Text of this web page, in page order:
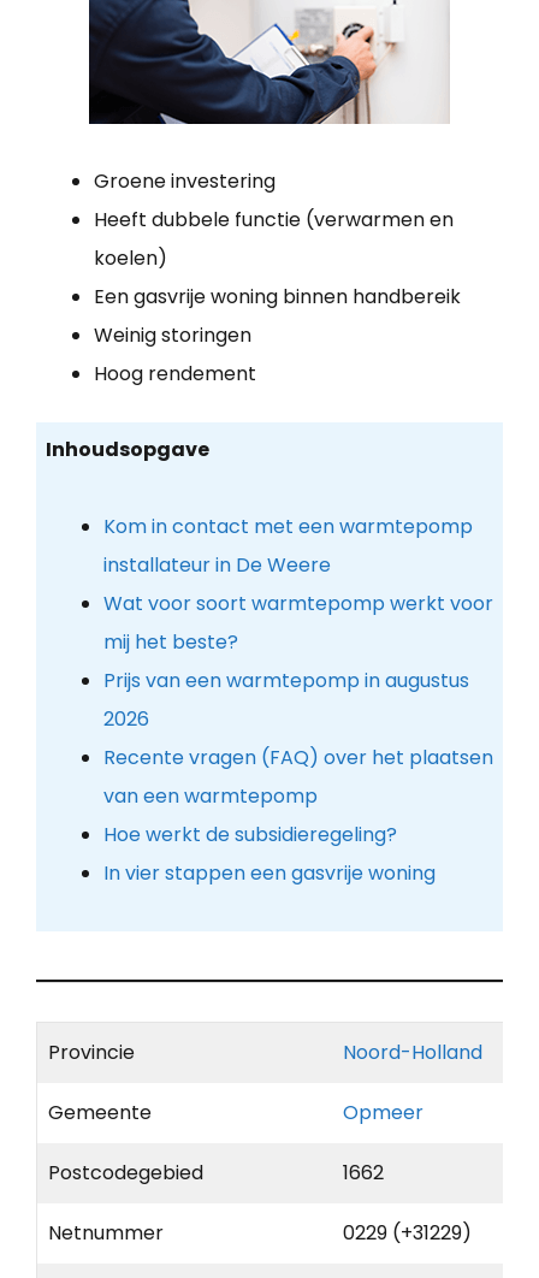
Groene investering
Heeft dubbele functie (verwarmen en
koelen)
Een gasvrije woning binnen handbereik
Weinig storingen
Hoog rendement
Inhoudsopgave
Kom in contact met een warmtepomp
installateur in De Weere
Wat voor soort warmtepomp werkt voor
mij het beste?
Prijs van een warmtepomp in augustus
2026
Recente vragen (FAQ) over het plaatsen
van een warmtepomp
Hoe werkt de subsidieregeling?
In vier stappen een gasvrije woning
Provincie Noord-Holland
Gemeente Opmeer
Postcodegebied 1662
Netnummer 0229 (+31229)